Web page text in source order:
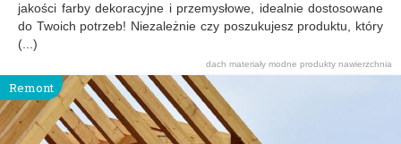
jakości farby dekoracyjne i przemysłowe, idealnie dostosowane
do Twoich potrzeb! Niezależnie czy poszukujesz produktu, który
(...)
dach materiały modne produkty nawierzchnia
Remont